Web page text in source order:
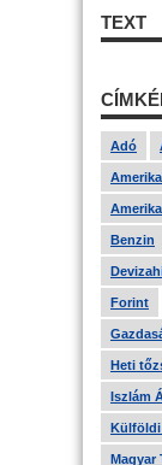
TEXT
Adó
Benzin
Forint
Heti
Iszlám
Külföldi
Magyar